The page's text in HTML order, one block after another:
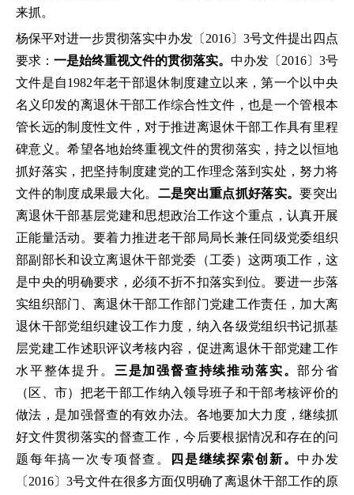
来抓。
杨保平对进一步贯彻落实中办发〔2016〕3号文件提出四点
要求： 一是始终重视文件的贯彻落实。 中办发〔2016〕3号
文件是自1982年老干部退休制度建立以来，第一个以中央
名义印发的离退休干部工作综合性文件，也是一个管根本
管长远的制度性文件，对于推进离退休干部工作具有里程
碑意义。希望各地始终重视文件的贯彻落实，持之以恒地
抓好落实，把坚持制度建党的工作理念落到实处，努力将
文件的制度成果最大化。 二是突出重点抓好落实。要突出
离退休干部基层党建和思想政治工作这个重点，认真开展
正能量活动。要着力推进老干部局局长兼任同级党委组织
部副部长和设立离退休干部党委（工委）这两项工作，这
是中央的明确要求，必须不折不扣落实到位。要进一步落
实组织部门、离退休干部工作部门党建工作责任，加大离
退休干部党组织建设工作力度，纳入各级党组织书记抓基
层党建工作述职评议考核内容，促进离退休干部党建工作
水平整体提升。 三是加强督查持续推动落实。部分省
（区、市）把老干部工作纳入领导班子和干部考核评价的
做法，是加强督查的有效办法。各地要加大力度，继续抓
好文件贯彻落实的督查工作，今后要根据情况和存在的问
题每年搞一次专项督查。
四是继续探索创新。中办发
〔2016〕3号文件在很多方面仅明确了离退休干部工作的原